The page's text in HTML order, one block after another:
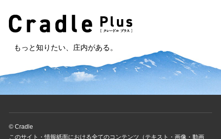
もっと知りたい、庄内がある。
© Cradle
このサイト・情報紙面における全てのコンテンツ（テキスト・画像・動画